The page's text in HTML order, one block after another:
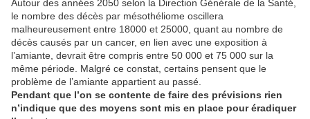
Autour des années 2050 selon la Direction Générale de la Santé,
le nombre des décès par mésothéliome oscillera
malheureusement entre 18000 et 25000, quant au nombre de
décès causés par un cancer, en lien avec une exposition à
l’amiante, devrait être compris entre 50 000 et 75 000 sur la
même période. Malgré ce constat, certains pensent que le
problème de l’amiante appartient au passé.
Pendant que l’on se contente de faire des prévisions rien
n’indique que des moyens sont mis en place pour éradiquer